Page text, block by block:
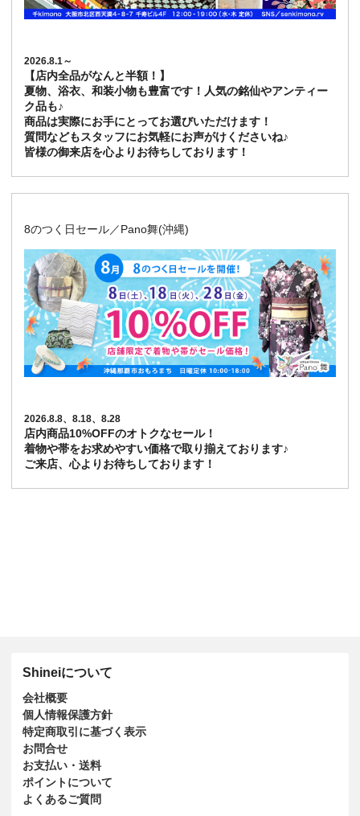
2026.8.1～
【店内全品がなんと半額！】
夏物、浴衣、和装小物も豊富です！人気の銘仙やアンティー
ク品も♪
商品は実際にお手にとってお選びいただけます！
質問などもスタッフにお気軽にお声がけくださいね♪
皆様の御来店を心よりお待ちしております！
8のつく日セール／Pano舞(沖縄)
2026.8.8、8.18、8.28
店内商品10%OFFのオトクなセール！
着物や帯をお求めやすい価格で取り揃えております♪
ご来店、心よりお待ちしております！
Shineiについて
会社概要
個人情報保護方針
特定商取引に基づく表示
お問合せ
お支払い・送料
ポイントについて
よくあるご質問